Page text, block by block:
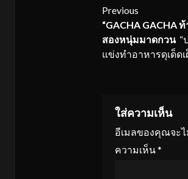
Continue
Reading
Previous
“GACHA GACHA
สองหนุ่มมาดกวน “
แข่งทำอาหารดุเด็ด
ใส่ความเห็น
อีเมลของคุณจะ
ความเห็น*